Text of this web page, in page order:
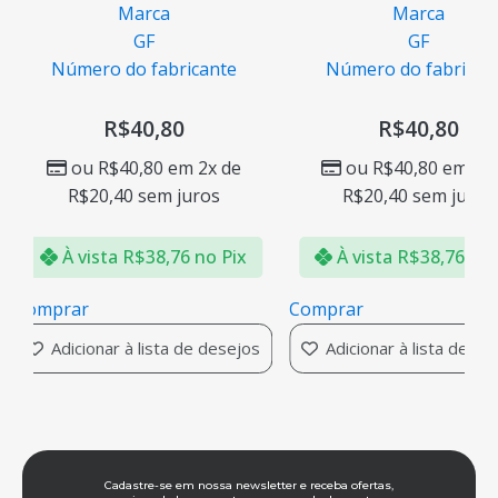
Marca
Número do fabricante
R$40,80
ouR$40,80em 2x de
R$20,40sem juros
À vista R$38,76 no Pix
Comprar
Adicionar à lista de desejos
À vista R$842,79
Comprar
Cadastre-se em nossa newsletter e receba ofertas,